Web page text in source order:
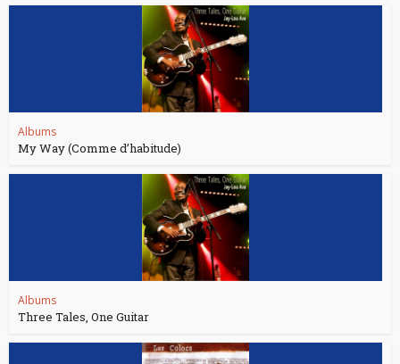
Albums
My Way (Comme d’habitude)
Albums
Three Tales, One Guitar